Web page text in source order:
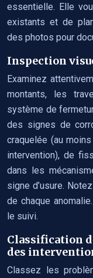
essentielle. Elle
existants et de
des photos pour
Inspection
Examinez
montants, les
système de
des signes de
craquelée (au
intervention), de
dans les
signe d’usure.
de chaque
le suivi.
Classification
des
Classez les